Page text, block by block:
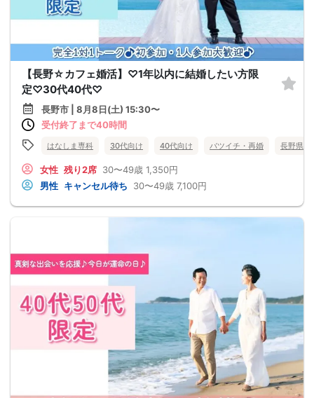
【長野☆カフェ婚活】♡1年以内に結婚したい方限
定♡30代40代♡
長野市 | 8月8日(土) 15:30〜
受付終了まで40時間
はなしま専科 30代向け 40代向け バツイチ・再婚 長野県
女性 残り2席 30〜49歳 1,350円
男性 キャンセル待ち 30〜49歳 7,100円